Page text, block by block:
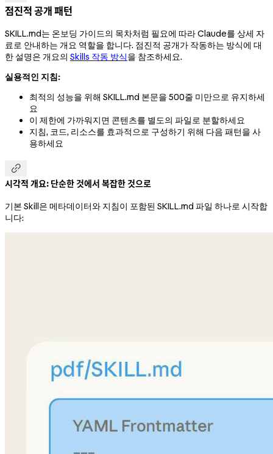
점진적 공개 패턴
SKILL.md는 온보딩 가이드의 목차처럼 필요에 따라 Claude를 상세 자
료로 안내하는 개요 역할을 합니다. 점진적 공개가 작동하는 방식에 대
한 설명은 개요의 Skills 작동 방식을 참조하세요.
실용적인 지침:
최적의 성능을 위해 SKILL.md 본문을 500줄 미만으로 유지하세
요
이 제한에 가까워지면 콘텐츠를 별도의 파일로 분할하세요
지침, 코드, 리소스를 효과적으로 구성하기 위해 다음 패턴을 사
용하세요

시각적 개요: 단순한 것에서 복잡한 것으로
기본 Skill은 메타데이터와 지침이 포함된 SKILL.md 파일 하나로 시작합
니다: